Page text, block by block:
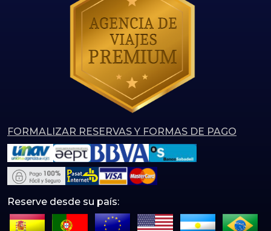
FORMALIZAR RESERVAS Y FORMAS DE PAGO
Reserve desde su país: